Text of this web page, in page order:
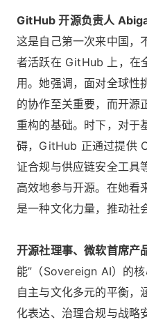
GitHub 开源负责人
这是自己第一次来中国，
者活跃在 GitHub 上，在
用。她强调，面对全球性
的协作至关重要，而开源
重构的基础。时下，对于
碍，GitHub 正通过提供
证合规与供应链安全工具
高效地参与开源。在她看
是一种文化力量，推动社
开源社理事、微软首席产
能”（Sovereign AI）的
自主与文化多元的平衡，
化表达、治理合规与战略